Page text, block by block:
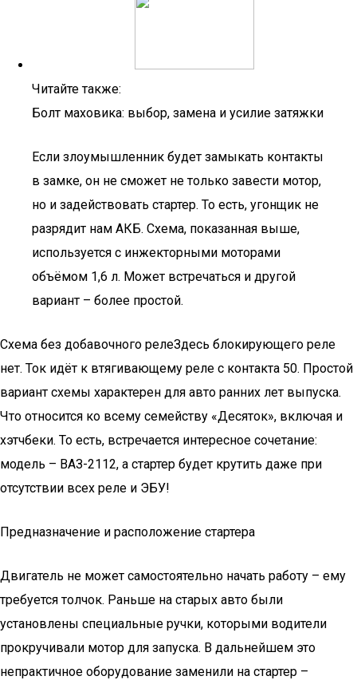
Читайте также:
Болт маховика: выбор, замена и усилие затяжки
Если злоумышленник будет замыкать контакты
в замке, он не сможет не только завести мотор,
но и задействовать стартер. То есть, угонщик не
разрядит нам АКБ. Схема, показанная выше,
используется с инжекторными моторами
объёмом 1,6 л. Может встречаться и другой
вариант – более простой.
Схема без добавочного релеЗдесь блокирующего реле
нет. Ток идёт к втягивающему реле с контакта 50. Простой
вариант схемы характерен для авто ранних лет выпуска.
Что относится ко всему семейству «Десяток», включая и
хэтчбеки. То есть, встречается интересное сочетание:
модель – ВАЗ-2112, а стартер будет крутить даже при
отсутствии всех реле и ЭБУ!
Предназначение и расположение стартера
Двигатель не может самостоятельно начать работу – ему
требуется толчок. Раньше на старых авто были
установлены специальные ручки, которыми водители
прокручивали мотор для запуска. В дальнейшем это
непрактичное оборудование заменили на стартер –